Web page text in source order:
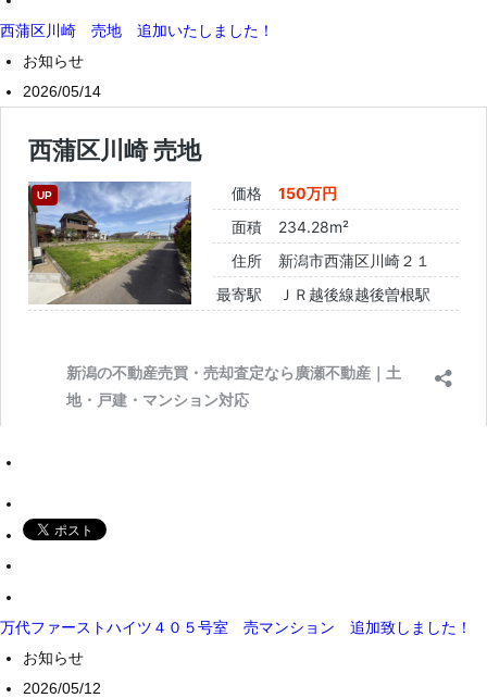
西蒲区川崎 売地 追加いたしました！
お知らせ
2026/05/14
万代ファーストハイツ４０５号室 売マンション 追加致しました！
お知らせ
2026/05/12